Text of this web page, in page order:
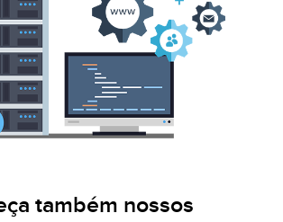
também nossos